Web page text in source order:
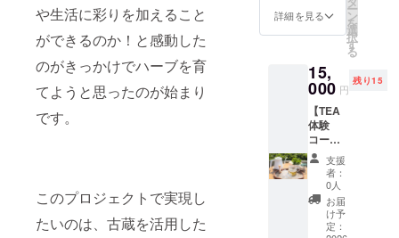
や生活に彩りを加えること
ができるのか！と感動した
のがきっかけでハーブを育
てようと思ったのが始まり
です。
このプロジェクトで実現し
たいのは、古蔵を活用した
す。商
品開封
必ずお
届けの
リター
ンに貼
付され
たラベ
ルや注
意書き
をご確
認くだ
さい。
くださ
い ・ク
ディン
グ終了
後、詳
細情報
をメー
ルにて
ご案内
いたし
ます
様の交
通費や
でご負
担くだ
さい。
・クラ
ウド
ファン
ディン
グ終了
後、詳
細情報
をメー
ルにて
191g
リサイ
クル
ソーダ
ガラス
里町を
いま
す。 手
帳やPC
などに
貼っ
て、ア
クセン
トとな
る一枚
です。
数量：1
セット
「カ
ラー
ハーブ
」とし
て、目
にも鮮
やかで
リフ
レッ
シュで
きる
ティー
タイム
をお楽
しみく
詳細を見る ー
ン
を
選
択
す
る
15,
000 円
残り15
【TEA
体験
コース
おみや
げ付
き！（1
名様
分）】
フレッ
支援
者：
0人
お届
け予
定：